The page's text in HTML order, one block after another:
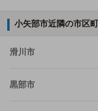
小矢部市近隣の市区
滑川市
黒部市